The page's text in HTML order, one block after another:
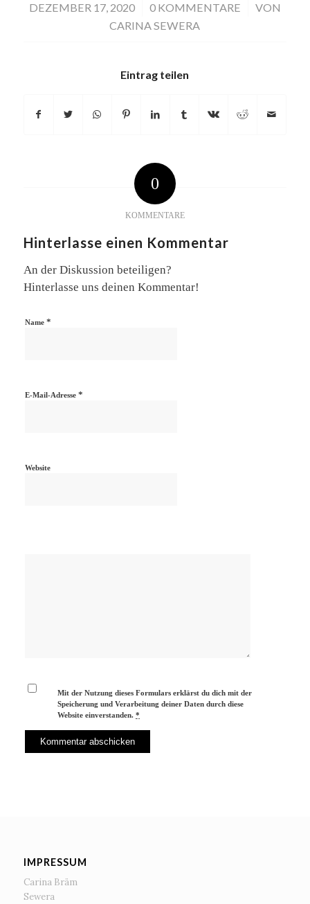
DEZEMBER 17, 2020
/ 0 KOMMENTARE
/
VON
CARINA SEWERA
Eintrag teilen
0
KOMMENTARE
Hinterlasse einen Kommentar
An der Diskussion beteiligen?
Hinterlasse uns deinen Kommentar!
Name *
E-Mail-Adresse *
Website
Mit der Nutzung dieses Formulars erklärst du dich mit der
Speicherung und Verarbeitung deiner Daten durch diese
Website einverstanden.*
IMPRESSUM
Carina Bräm
Sewera